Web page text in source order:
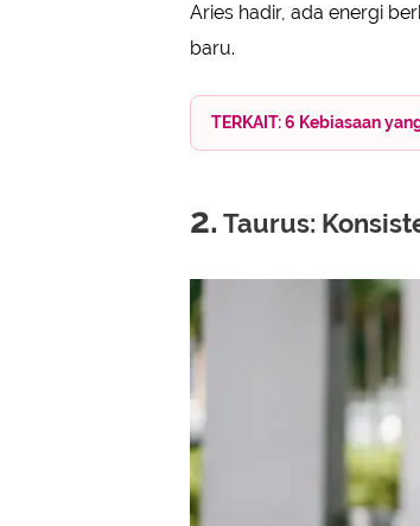
Aries hadir, ada energi
baru.
TERKAIT: 6 Kebiasaan
2. Taurus: